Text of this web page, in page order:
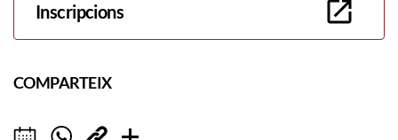
Inscripcions
COMPARTEIX